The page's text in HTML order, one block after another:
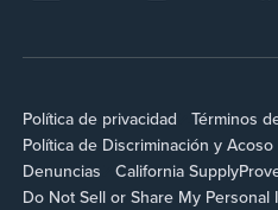
Política de privacidad Términos
Política de Discriminación y Acoso
Denuncias
California Supply
Do Not Sell or Share My Personal